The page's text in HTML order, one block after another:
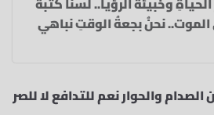
الموت.. نحنُ بجعةُ الوقتِ نباهي
الصدام والحوار نعم للتدافع لا للصر